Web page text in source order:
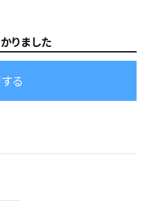
りました
る